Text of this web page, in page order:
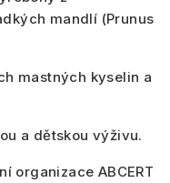
mandlí (Prunus
mastných kyselin a
a dětskou výživu.
organizace ABCERT